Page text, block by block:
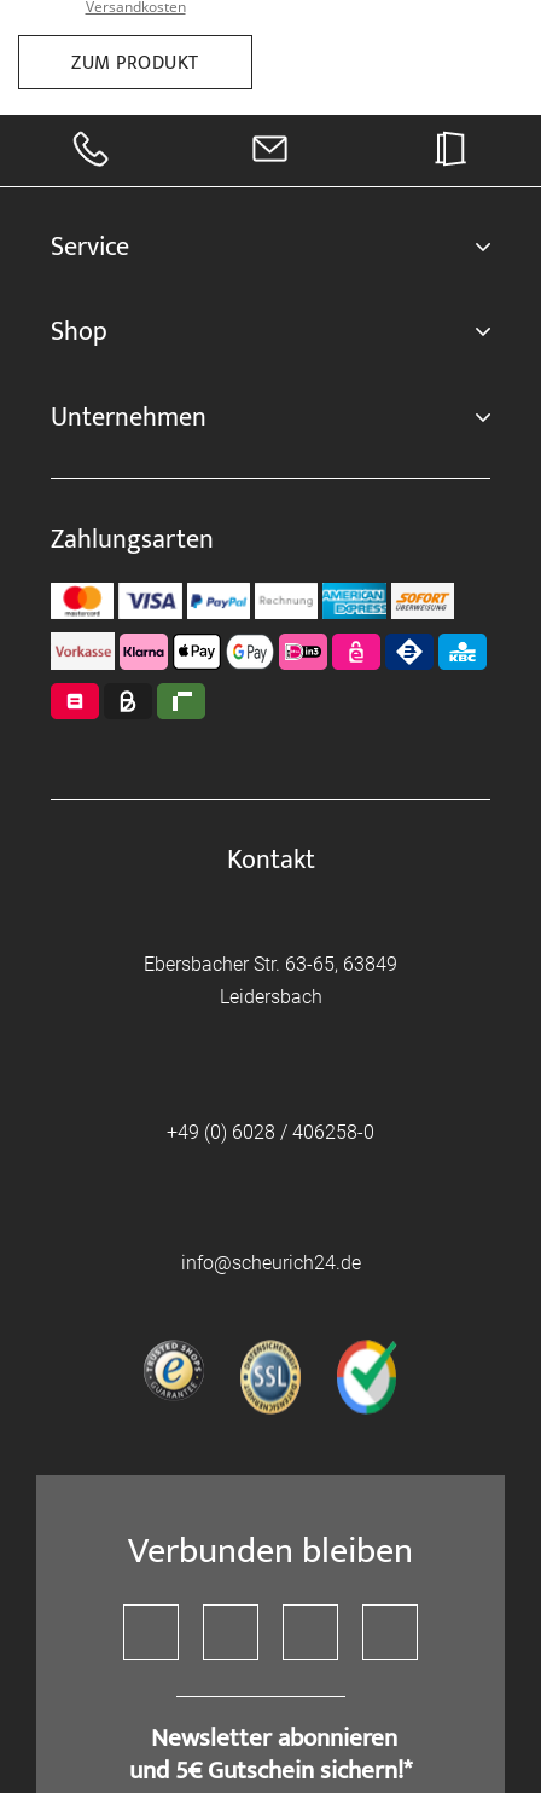
Versandkosten
ZUM PRODUKT
Service
Shop
Unternehmen
Zahlungsarten
Kontakt
Ebersbacher Str. 63-65, 63849
Leidersbach
+49 (0) 6028 / 406258-0
info@scheurich24.de
Verbunden bleiben
​ Newsletter abonnieren
und 5€ Gutschein sichern!*